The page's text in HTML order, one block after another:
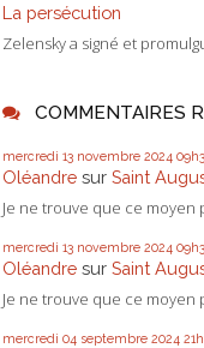
La persécution
Zelensky a signé et
COMMENTAIRES
mercredi 13 novembre 2024
Oléandre sur Saint
Je ne trouve que ce moyen
mercredi 13 novembre 2024
Oléandre sur Saint
Je ne trouve que ce moyen
mercredi 04 septembre 2024